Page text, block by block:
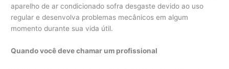
aparelho de ar condicionado sofra desgaste devido ao uso
regular e desenvolva problemas mecânicos em algum
momento durante sua vida útil.
Quando você deve chamar um profissional